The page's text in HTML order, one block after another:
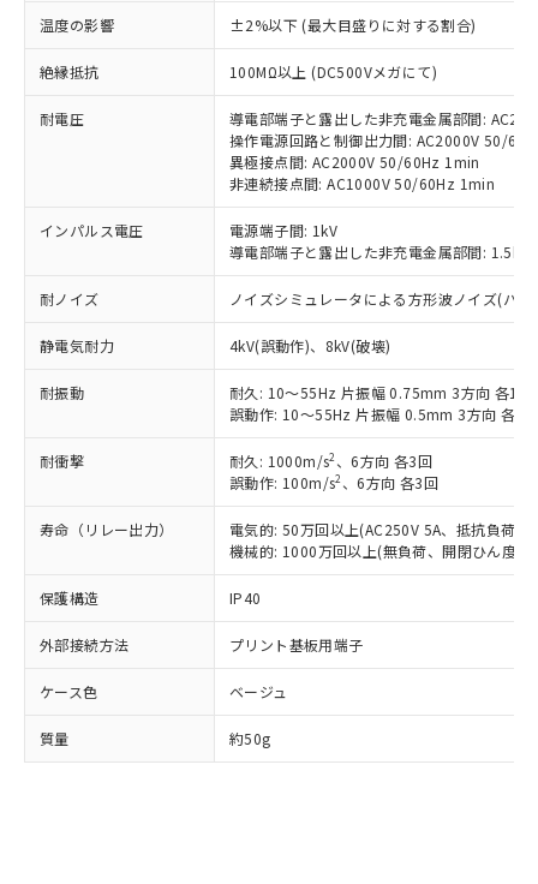
温度の影響 ±2%以下 (最大目盛りに対する割合)
絶縁抵抗 100MΩ以上 (DC500Vメガにて)
耐電圧
導電部端子と露出した非充電金属部間:
操作電源回路と制御出力間: AC2000V 50/
異極接点間: AC2000V 50/60Hz 1min
非連続接点間: AC1000V 50/60Hz 1min
インパルス電圧
電源端子間: 1kV
導電部端子と露出した非充電金属部間: 1.5kV
耐ノイズ ノイズシミュレータによる方形波ノイズ(パ
静電気耐力 4kV(誤動作)、8kV(破壊)
耐振動
耐久: 10～55Hz 片振幅 0.75mm 3方向 各1h
誤動作: 10～55Hz 片振幅 0.5mm 3方向 各
耐衝撃 耐久: 1000m/s2 、6方向 各3回
誤動作: 100m/s2 、6方向 各3回
寿命（リレー出力）
電気的: 50万回以上(AC250V 5A、抵抗負荷
機械的: 1000万回以上(無負荷、開閉ひん度
保護構造 IP40
外部接続方法 プリント基板用端子
ケース色 ベージュ
質量 約50g
ご利用条件
以下の条件をお読みいただき、同意のうえ
ご利用ください。
本サービスは、当社制御機器事業取扱
商品の当社在庫状況および標準価格
(税抜)を提供させていただくもので
当社制御機器事業取扱商品の中には、
本サービスの対象外となる商品もある
ことをご了承ください。
記載している更新日時点での社内デー
タに基づき作成されるものであり、閲
覧された時点での実際の在庫および標
準価格とは異なる場合があることをご
了承ください。
正式な納期状況および標準価格はお客
様のお取引先、またはお客様担当のオ
ムロン制御機器販売店・当社販売員に
ご相談ください。
販売ネットワーク
」をご確認
在庫状況および標準価格結果を当社の
事前の承諾なく第三者に漏洩または開
示しないようお願いします。
す。
対応予定：EU RoHS指令（10物質）の非含
有に対応した製品に切り替える予定のある
対応予定なし：EU RoHS指令（10物質）の
非含有に非対応の商品で、対応品を出す予
定はありません。
調査・確認中：EU RoHS指令（10物質）の
非含有の対応状況を調査中または確認中の
商品です。
非該当品：ライセンス料など無形物で、有
害物質有無と関係のない商品です。
仕入先様の事情により、非含有部品として
いたものが、含有品と判明した場合などや
むを得ず変更することがあります。
*EU RoHS指令（10物質）：
鉛(Pb) 1000ppm以下、 水銀(Hg) 1000ppm以下、 カド
ミウム(Cd) 100ppm以下、
六価クロム(Cr(Ⅵ)) 1000ppm以下、ポリ臭化ビフェニル
類(PBB) 1000ppm以下、ポリ臭化ジフェニルエーテル類
(PBDE) 1000ppm以下、フタル酸ビス(2-エチルヘキシ
ル) (DEHP)(別名：DOP) 1000ppm以下、フタル酸ブチ
ルベンジル（BBP） 1000ppm以下、フタル酸ジブチル
（DBP） 1000ppm以下、フタル酸ジイソブチル
(DIBP) 1000ppm以下
但し、RoHS指令で産業用監視および制御機器に対する
図的な使用がないことを確認しています。
※2 対応予定月
※1 中国RoHS○×表
「○」：最大均質材料含有率が中国RoHSの
基準値以下であることを示します。
「×」：最大均質材料含有率が中国RoHSの
基準値を超えていることを示します。
「－」：未確認です。当社販売部門へお問
い合わせください。
*中国RoHS10物質の基準値 (GB/T26572)：
Pb(鉛) :1000ppm、 Hg(水銀) : 1000ppm、 Cd(カドミウ
Cr(Ⅵ)(六価クロム) : 1000ppm、 PBBs(ポリ臭化ビフェ
ニル類) : 1000ppm、 PBDEs(ポリ臭化ジフェニルエーテ
ル類) : 1000ppm、
DBP(フタル酸ジブチル) : 1000ppm、 DIBP(フタル酸ジ
イソブチル) : 1000ppm、 BBP(フタル酸ブチルベンジ
DEHP(フタル酸ビス(2-エチルヘキシル)) : 1000ppm
※2 環境保護使用期限
「ｅ」：有害物質（10物質）のすべてが基
準値以下であることを示します。
当社は、これら貴社製品のうち、外国
為替および外国貿易法に定める商品
（以下｢規制貨物等」という）を輸出
または国外への提供する場合は、日本
国政府の輸出許可(または役務取引許
可)を取得するなどの必要な手続きを
当社は規制貨物を破棄する場合は、完
全に破砕するなど、違法に輸出されな
いよう必要な手段を講じます。
当社は貴社製品を、核兵器、ミサイ
ル、化学兵器、生物兵器またはその他
武器並びにこれらの製造装置等に一切
使用いたしません。
当社は、貴社製品を第三者に販売する
該第三者に通知します。また当社は、
一定数以上の在庫あり
一定数には満たないが在庫あり
在庫なし(最新の在庫状況につ
いては、お客様のお取引先、ま
機器販売店・当社販売員にご確
認ください)